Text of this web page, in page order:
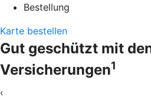
Bestellung
Karte bestellen
Gut geschützt mit
Versicherungen1
‹